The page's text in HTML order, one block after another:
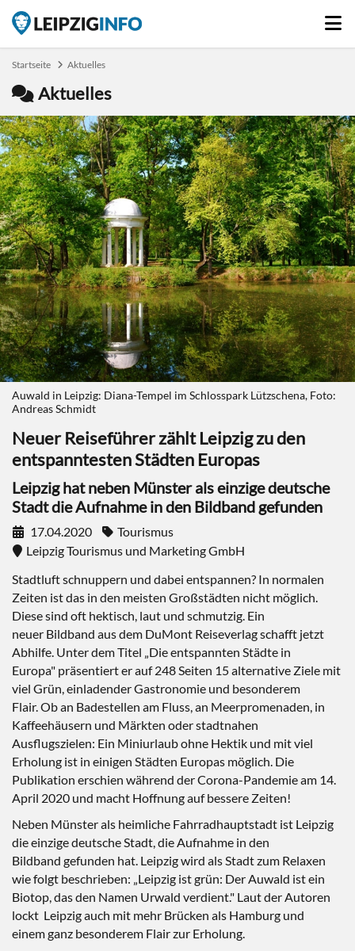
Startseite Aktuelles
Aktuelles
Auwald in Leipzig: Diana-Tempel im Schlosspark Lützschena, Foto:
Andreas Schmidt
Neuer Reiseführer zählt Leipzig zu den
entspanntesten Städten Europas
Leipzig hat neben Münster als einzige deutsche
Stadt die Aufnahme in den Bildband gefunden
17.04.2020
Tourismus
Leipzig Tourismus und Marketing GmbH
Stadtluft schnuppern und dabei entspannen? In normalen
Zeiten ist das in den meisten Großstädten nicht möglich.
Diese sind oft hektisch, laut und schmutzig. Ein
neuer Bildband aus dem DuMont Reiseverlag schafft jetzt
Abhilfe. Unter dem Titel „Die entspannten Städte in
Europa" präsentiert er auf 248 Seiten 15 alternative Ziele mit
viel Grün, einladender Gastronomie und besonderem
Flair. Ob an Badestellen am Fluss, an Meerpromenaden, in
Kaffeehäusern und Märkten oder stadtnahen
Ausflugszielen: Ein Miniurlaub ohne Hektik und mit viel
Erholung ist in einigen Städten Europas möglich. Die
Publikation erschien während der Corona-Pandemie am 14.
April 2020 und macht Hoffnung auf bessere Zeiten!
Neben Münster als heimliche Fahrradhauptstadt ist Leipzig
die einzige deutsche Stadt, die Aufnahme in den
Bildband gefunden hat. Leipzig wird als Stadt zum Relaxen
wie folgt beschrieben: „Leipzig ist grün: Der Auwald ist ein
Biotop, das den Namen Urwald verdient." Laut der Autoren
lockt Leipzig auch mit mehr Brücken als Hamburg und
einem ganz besonderem Flair zur Erholung.